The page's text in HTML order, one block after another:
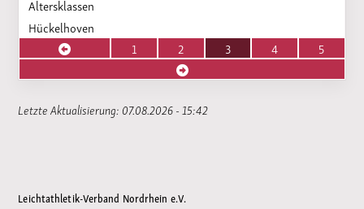
Altersklassen
Hückelhoven
1
2 3 4 5
Letzte Aktualisierung: 07.08.2026 - 15:42
Leichtathletik-Verband Nordrhein e.V.